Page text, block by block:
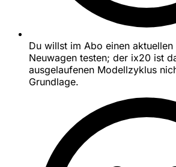
Du willst im Abo einen
Neuwagen testen; der ix20 ist
ausgelaufenen Modellzyklus
Grundlage.